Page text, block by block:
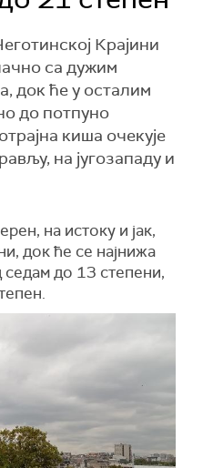
Крајини
са дужим
док ће у осталим
до потпуно
киша очекује
на југозападу и
на истоку и јак,
док ће се најнижа
седам до 13 степени,